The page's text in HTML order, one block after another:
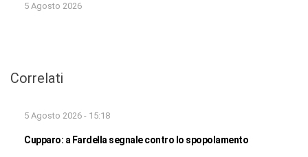
5 Agosto 2026
Correlati
5 Agosto 2026 - 15:18
Cupparo: a Fardella segnale contro lo spopolamento